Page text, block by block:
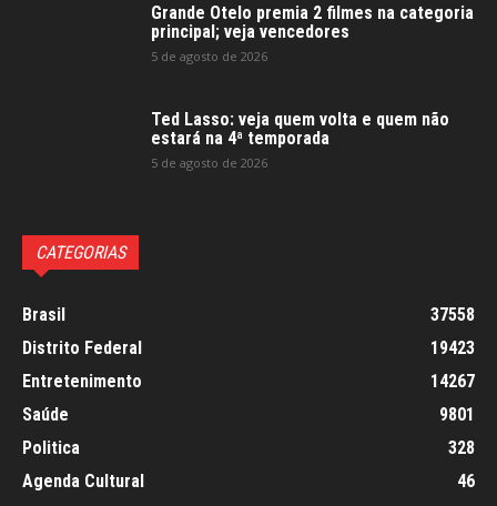
Grande Otelo premia 2 filmes na categoria
principal; veja vencedores
5 de agosto de 2026
Ted Lasso: veja quem volta e quem não
estará na 4ª temporada
5 de agosto de 2026
CATEGORIAS
Brasil
37558
Distrito Federal
19423
Entretenimento
14267
Saúde
9801
Politica
328
Agenda Cultural
46